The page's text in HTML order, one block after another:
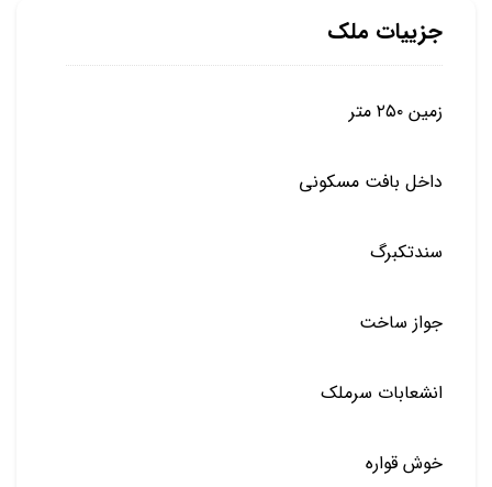
جزییات ملک
زمین ۲۵۰ متر
داخل بافت مسکونی
سندتکبرگ
جواز ساخت
انشعابات سرملک
خوش قواره